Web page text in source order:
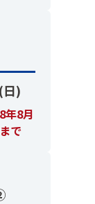
)
年8月
で